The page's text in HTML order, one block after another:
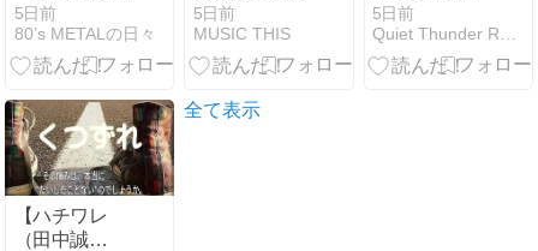
──粒子と光が
静かに導く覚
醒の記憶
5日前
80’s METALの日々
お洒落通信
5日前
MUSIC THIS
Home (2004):
A Quiet
Landscape of
5日前
Quiet Thunder Reviews
【ハチワレ
（田中誠
全て表示